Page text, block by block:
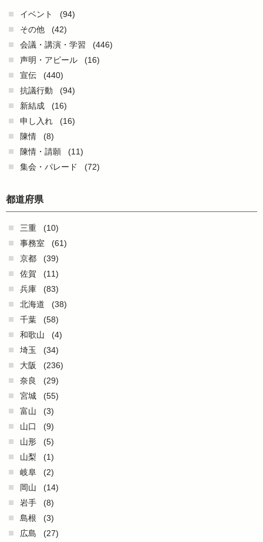
イベント
(94)
その他
(42)
会議・講演・学習
(446)
声明・アピール
(16)
宣伝
(440)
抗議行動
(94)
新結成
(16)
申し入れ
(16)
陳情
(8)
陳情・請願
(11)
集会・パレード
(72)
都道府県
三重
(10)
事務室
(61)
京都
(39)
佐賀
(11)
兵庫
(83)
北海道
(38)
千葉
(58)
和歌山
(4)
埼玉
(34)
大阪
(236)
奈良
(29)
宮城
(55)
富山
(3)
山口
(9)
山形
(5)
山梨
(1)
岐阜
(2)
岡山
(14)
岩手
(8)
島根
(3)
広島
(27)